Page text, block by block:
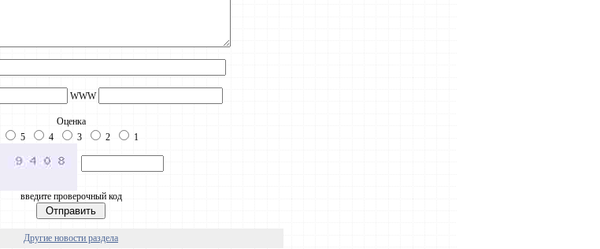
WWW
Оценка
5
4 3 2 1
введите проверочный код
Другие новости раздела